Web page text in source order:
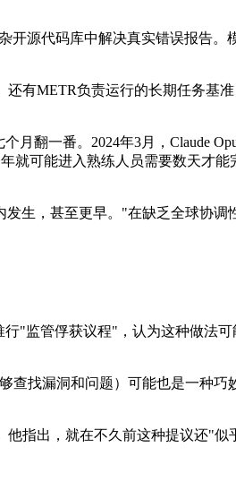
开源代码库中解决真实错误报告
有METR负责运行的长期任务基准
翻一番。2024年3月，Claude
就可能进入熟练人员需要数天才
生，甚至更早。"在缺乏全球协
"监管俘获议程"，认为这种做法
查找漏洞和问题）可能也是一种
指出，就在不久前这种提议还"